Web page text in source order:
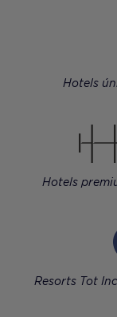
Hotels
Hotels
Resorts Tot